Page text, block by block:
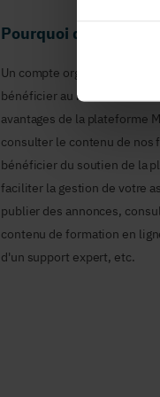
Pourquoi devenir
Un compte organisme est
bénéficier au nom de votre
avantages de la plateforme
consulter le contenu de nos
bénéficier du soutien de la
faciliter la gestion de votre
publier des annonces,
contenu de formation en
d'un support expert, etc.